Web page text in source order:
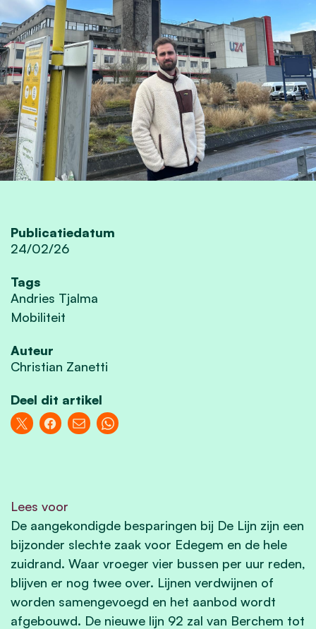
Publicatiedatum
24/02/26
Tags
Andries Tjalma
Mobiliteit
Auteur
Christian Zanetti
Deel dit artikel
Lees voor
De aangekondigde besparingen bij De Lijn zijn een
bijzonder slechte zaak voor Edegem en de hele
zuidrand. Waar vroeger vier bussen per uur reden,
blijven er nog twee over. Lijnen verdwijnen of
worden samengevoegd en het aanbod wordt
afgebouwd. De nieuwe lijn 92 zal van Berchem tot